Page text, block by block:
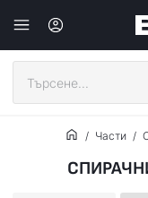
Части